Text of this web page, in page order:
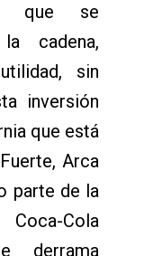
que se
cadena,
sin
inversión
que está
Arca
parte de la
Cola
derrama